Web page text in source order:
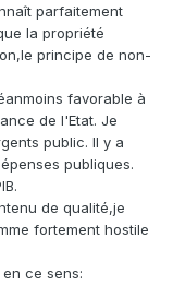
parfaitement
la propriété
principe de non-
favorable à
de l'Etat. Je
public. Il y a
publiques.
de qualité,je
fortement hostile
ce sens: